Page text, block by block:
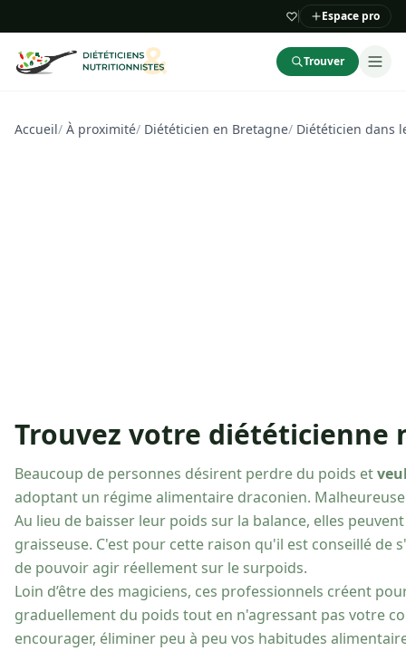
Espace pro
Trouver
Accueil/ À proximité/ Diététicien en Bretagne/ Diététicien dans
Trouvez votre diététicienne
Beaucoup de personnes désirent perdre du poids et
adoptant un régime alimentaire draconien.
Au lieu de baisser leur poids sur la balance, elles
graisseuse. C'est pour cette raison qu'il est conseillé de
de pouvoir agir réellement sur le surpoids.
Loin d’être des magiciens, ces professionnels créent
graduellement du poids tout en n'agressant pas votre
encourager, éliminer peu à peu vos habitudes